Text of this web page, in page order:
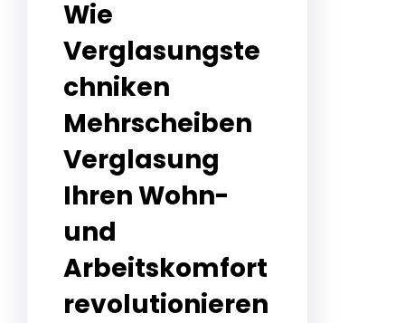
Wie
Verglasungste
chniken
Mehrscheiben
Verglasung
Ihren Wohn-
und
Arbeitskomfort
revolutionieren